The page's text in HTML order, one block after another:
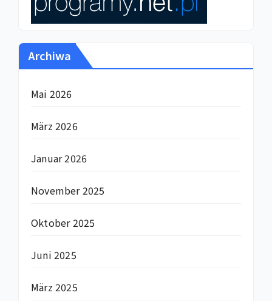
Archiwa
Mai 2026
März 2026
Januar 2026
November 2025
Oktober 2025
Juni 2025
März 2025